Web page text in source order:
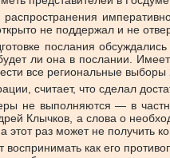
не поддержал и не
послания
ли она в послании.
все региональные
считает, что сделал
не выполняются — в
Клычков, а слова о
раз может не получить
как его